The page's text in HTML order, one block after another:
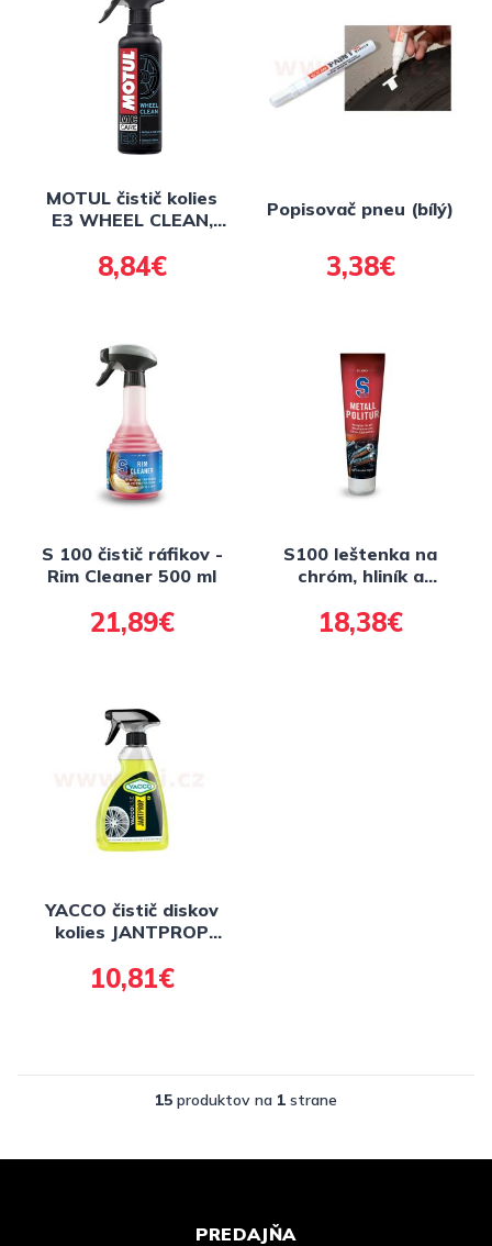
MOTUL čistič kolies
E3 WHEEL CLEAN,
8,84€
Popisovač pneu (bílý)
3,38€
S 100 čistič ráfikov -
Rim Cleaner 500 ml
21,89€
S100 leštenka na
chróm, hliník a
Metallpolitur 100 ml
18,38€
YACCO čistič diskov
kolies JANTPROP
10,81€
15 produktov na 1 strane
PREDAJŇA